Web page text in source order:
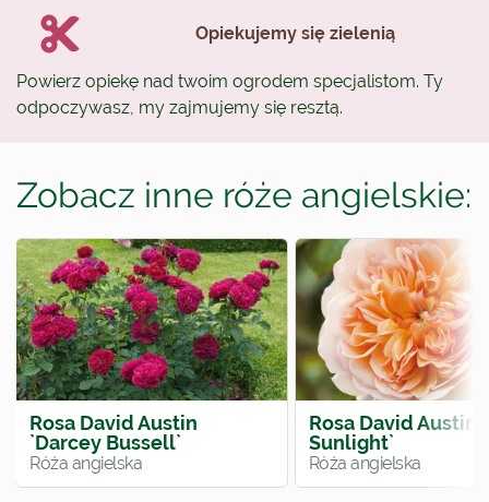
Opiekujemy się zielenią
Powierz opiekę nad twoim ogrodem specjalistom. Ty
odpoczywasz, my zajmujemy się resztą.
Zobacz inne róże angielskie:
Rosa David Austin
`Darcey Bussell`
Róża angielska
Rosa David Austin
Sunlight`
Róża angielska